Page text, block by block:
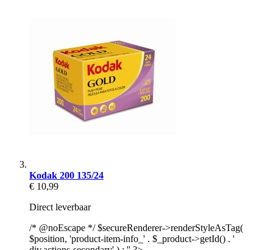
Kodak 200 135/24
€ 10,99
Direct leverbaar
/* @noEscape */ $secureRenderer->renderStyleAsTag(
$position, 'product-item-info_' . $_product->getId() . '